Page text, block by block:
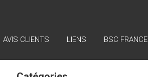
AVIS CLIENTS LIENS BSC FRANCE